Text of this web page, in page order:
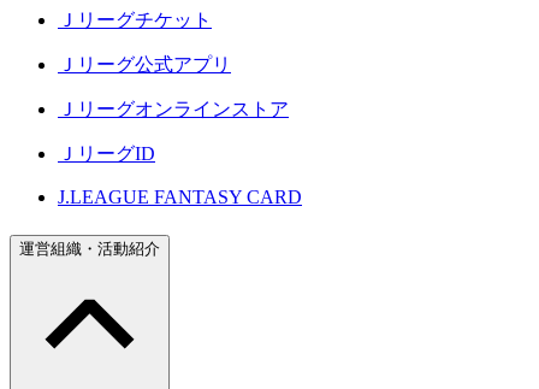
Ｊリーグチケット
Ｊリーグ公式アプリ
Ｊリーグオンラインストア
ＪリーグID
J.LEAGUE FANTASY CARD
運営組織・活動紹介